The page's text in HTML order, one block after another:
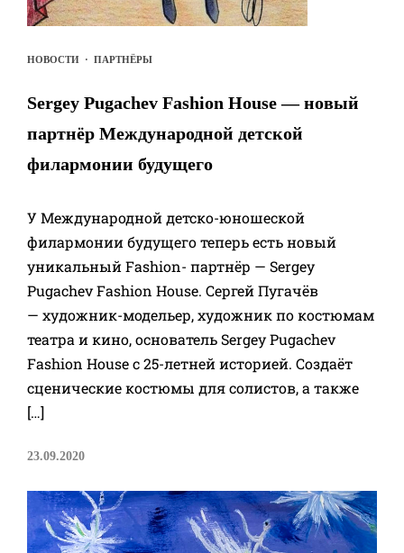
НОВОСТИ · ПАРТНЁРЫ
Sergey Pugachev Fashion House — новый
партнёр Международной детской
филармонии будущего
У Международной детско-юношеской
филармонии будущего теперь есть новый
уникальный Fashion- партнёр — Sergey
Pugachev Fashion House. Сергей Пугачёв
— художник-модельер, художник по костюмам
театра и кино, основатель Sergey Pugachev
Fashion House с 25-летней историей. Создаёт
сценические костюмы для солистов, а также
[…]
23.09.2020